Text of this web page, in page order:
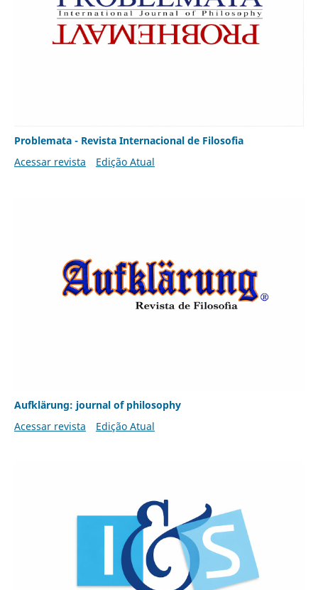
Problemata - Revista Internacional de Filosofia
Acessar revista
Edição Atual
Aufklärung: journal of philosophy
Acessar revista
Edição Atual